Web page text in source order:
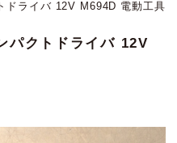
ドライバ 12V M694D 電動工具
パクトドライバ 12V